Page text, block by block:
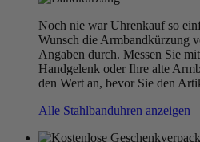
Noch nie war Uhrenkauf so
Wunsch die Armbandkürzung
Angaben durch. Messen Sie
Handgelenk oder Ihre alte
den Wert an, bevor Sie den
Alle Stahlbanduhren anzeigen